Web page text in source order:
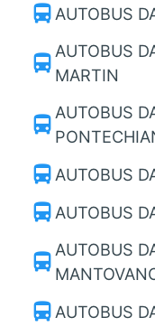
directions_bus AUTOBUS
directions_bus AUTOBUS
MARTIN
directions_bus AUTOBUS
directions_bus AUTOBUS
directions_bus AUTOBUS
directions_bus AUTOBUS
directions_bus AUTOBUS